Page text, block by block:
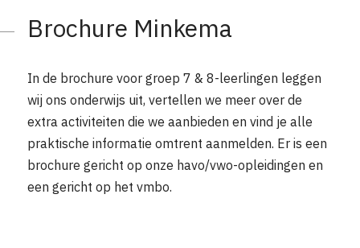
Brochure Minkema
In de brochure voor groep 7 & 8-leerlingen leggen
wij ons onderwijs uit, vertellen we meer over de
extra activiteiten die we aanbieden en vind je alle
praktische informatie omtrent aanmelden. Er is een
brochure gericht op onze havo/vwo-opleidingen en
een gericht op het vmbo.